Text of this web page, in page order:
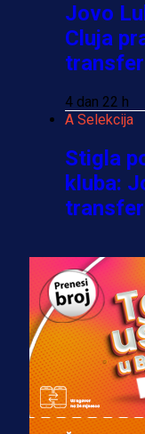
Jovo
Cluja
4 dan 22 h
A Selekcija
Stigla
kluba:
A Selekcija
Zmajevi
dres
3 sedmica 5
Premijer